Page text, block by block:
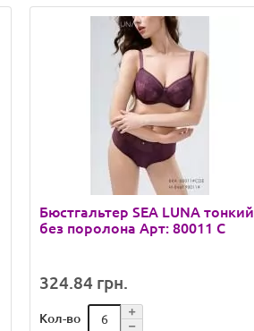
Бюстгальтер SEA LUNA тонкий
без поролона Арт: 80011 C
324.84 грн.
Кол-во